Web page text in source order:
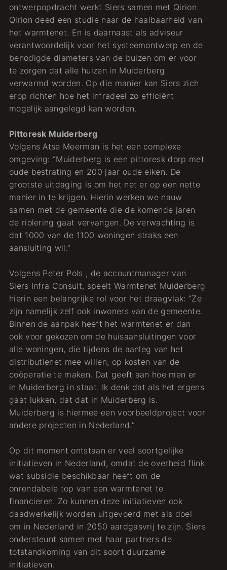
ontwerpopdracht werkt Siers samen met Qirion.
Qirion deed een studie naar de haalbaarheid van
het warmtenet. En is daarnaast als adviseur
verantwoordelijk voor het systeemontwerp en de
benodigde diameters van de buizen om er voor
te zorgen dat alle huizen in Muiderberg
verwarmd worden. Op die manier kan Siers zich
erop richten hoe het infradeel zo efficiënt
mogelijk aangelegd kan worden.
Pittoresk Muiderberg
Volgens Atse Meerman is het een complexe
omgeving: “Muiderberg is een pittoresk dorp met
oude bestrating en 200 jaar oude eiken. De
grootste uitdaging is om het net er op een nette
manier in te krijgen. Hierin werken we nauw
samen met de gemeente die de komende jaren
de riolering gaat vervangen. De verwachting is
dat 1000 van de 1100 woningen straks een
aansluiting wil.”
Volgens Peter Pols , de accountmanager van
Siers Infra Consult, speelt Warmtenet Muiderberg
hierin een belangrijke rol voor het draagvlak: “Ze
zijn namelijk zelf ook inwoners van de gemeente.
Binnen de aanpak heeft het warmtenet er dan
ook voor gekozen om de huisaansluitingen voor
alle woningen, die tijdens de aanleg van het
distributienet mee willen, op kosten van de
coöperatie te maken. Dat geeft aan hoe men er
in Muiderberg in staat. Ik denk dat als het ergens
gaat lukken, dat dat in Muiderberg is.
Muiderberg is hiermee een voorbeeldproject voor
andere projecten in Nederland.”
Op dit moment ontstaan er veel soortgelijke
initiatieven in Nederland, omdat de overheid flink
wat subsidie beschikbaar heeft om de
onrendabele top van een warmtenet te
financieren. Zo kunnen deze initiatieven ook
daadwerkelijk worden uitgevoerd met als doel
om in Nederland in 2050 aardgasvrij te zijn. Siers
ondersteunt samen met haar partners de
totstandkoming van dit soort duurzame
initiatieven.